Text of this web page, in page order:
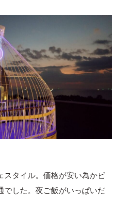
スタイル。価格が安い為かビ
でした。夜ご飯がいっぱいだ